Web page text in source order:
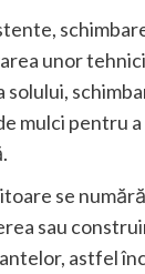
unor
mulci pentru
se
sau
astfel